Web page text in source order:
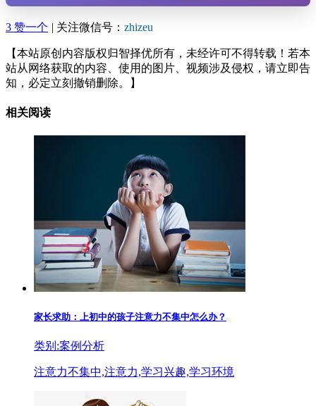
3 赞一个 | 关注微信号： zhizeu
【本站原创内容版权归智择优所有，未经许可不得转载！若本
站从网络获取的内容、使用的图片、视频涉及侵权，请立即告
知，必定立刻撤销删除。】
相关阅读
家长求助：上初中的孩子注意力不集中怎么办？
类别:案例分析
注意力不集中,注意力,学习兴趣,学习环境